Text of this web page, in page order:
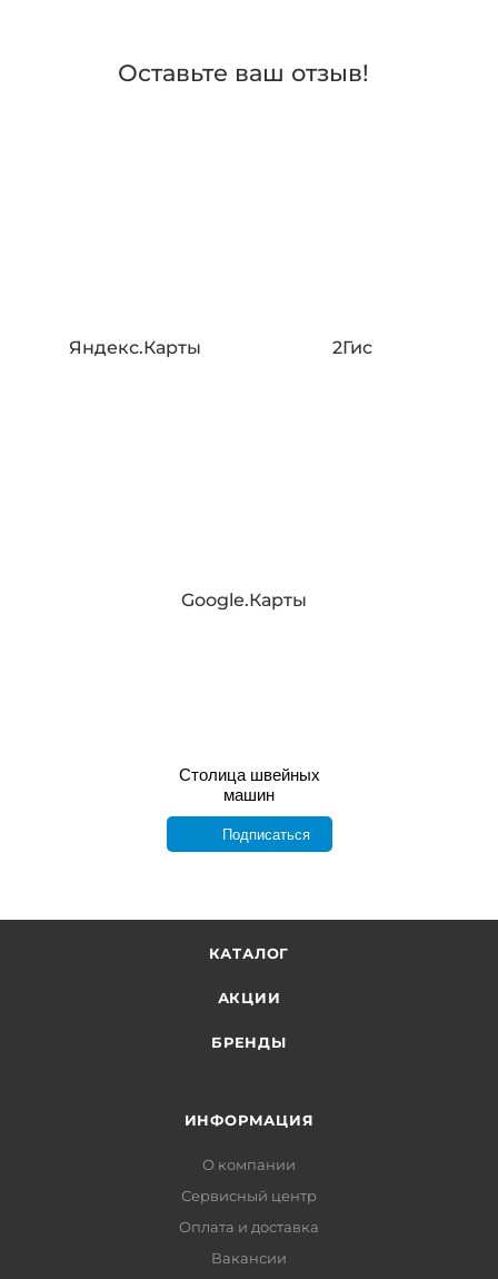
Оставьте ваш отзыв!
Яндекс.Карты 2Гис
Google.Карты
Столица швейных
машин
Подписаться
КАТАЛОГ
АКЦИИ
БРЕНДЫ
ИНФОРМАЦИЯ
О компании
Сервисный центр
Оплата и доставка
Вакансии